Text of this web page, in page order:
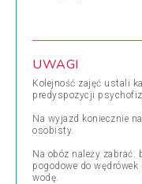
UWAGI
Kolejność zajęć ustali
predyspozycji
Na wyjazd koniecznie
osobisty.
Na obóz należy
pogodowe do
wodę.